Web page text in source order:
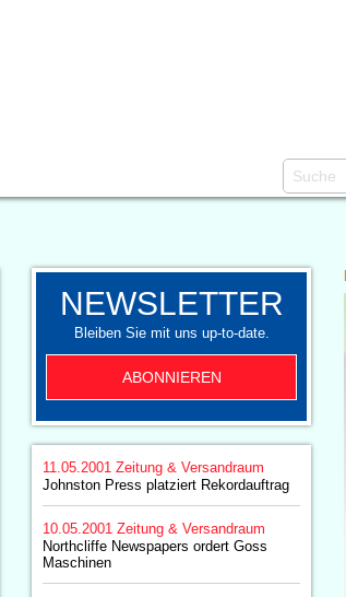
NEWSLETTER
Bleiben Sie mit uns up-to-date.
ABONNIEREN
11.05.2001 Zeitung & Versandraum
Johnston Press platziert Rekordauftrag
10.05.2001 Zeitung & Versandraum
Northcliffe Newspapers ordert Goss
Maschinen